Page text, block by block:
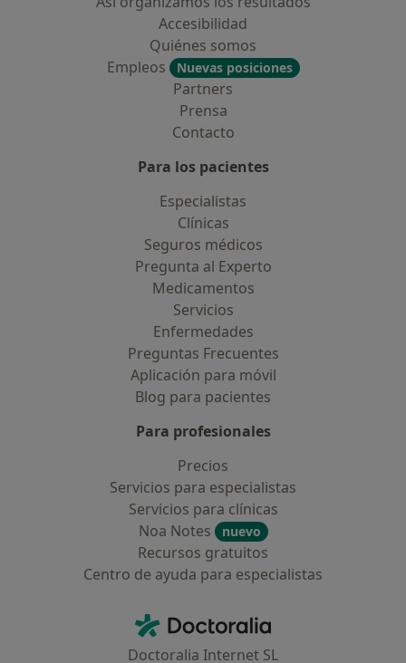
Accesibilidad
Quiénes somos
Empleos
Nuevas posiciones
Partners
Prensa
Contacto
Para los pacientes
Especialistas
Clínicas
Seguros médicos
Pregunta al Experto
Medicamentos
Servicios
Enfermedades
Preguntas Frecuentes
Aplicación para móvil
Blog para pacientes
Para profesionales
Precios
Servicios para especialistas
Servicios para clínicas
Noa Notes
nuevo
Recursos gratuitos
Centro de ayuda para especialistas
Doctoralia - Página de inicio
Doctoralia Internet SL